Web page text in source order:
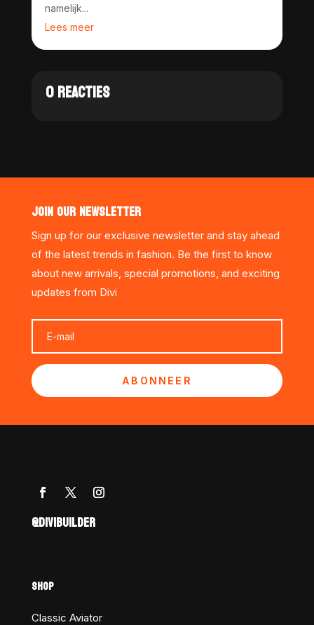
namelijk...
Lees meer
0 REACTIES
JOIN OUR NEWSLETTER
Sign up for our exclusive newsletter and stay ahead
of the latest trends in fashion. Be the first to know
about new arrivals, special promotions, and exciting
updates from Divi
ABONNEER
@DIVIBUILDER
SHOP
Classic Aviator